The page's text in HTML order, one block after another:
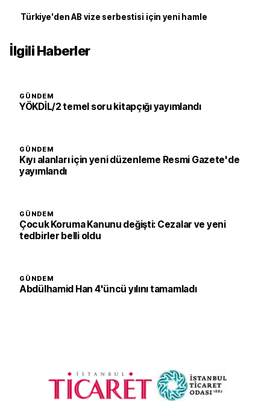
Türkiye'den AB vize serbestisi için yeni hamle
İlgili Haberler
GÜNDEM
YÖKDİL/2 temel soru kitapçığı yayımlandı
GÜNDEM
Kıyı alanları için yeni düzenleme Resmi Gazete'de
yayımlandı
GÜNDEM
Çocuk Koruma Kanunu değişti: Cezalar ve yeni
tedbirler belli oldu
GÜNDEM
Abdülhamid Han 4'üncü yılını tamamladı